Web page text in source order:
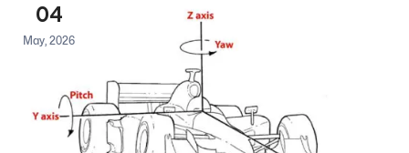
04
May, 2026